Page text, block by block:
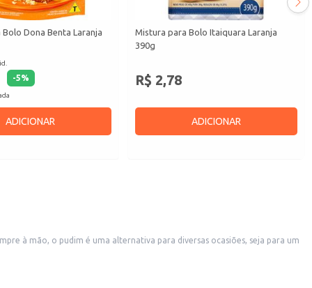
Dona Benta Laranja
-5%
ADICIONAR
Mistura para Bolo Itaiquara Laranja
390g
R$ 2,78
ADICIONAR
à mão, o pudim é uma alternativa para diversas ocasiões, seja para um